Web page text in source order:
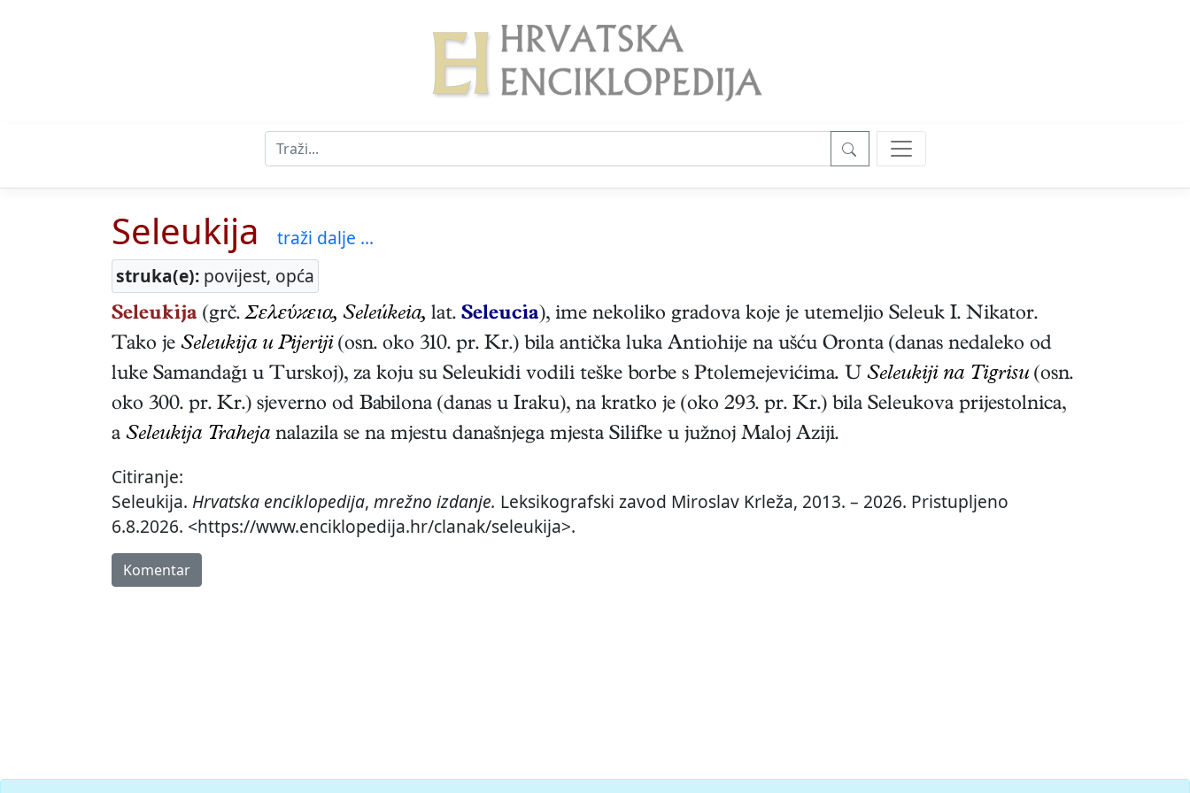
Seleukija
traži dalje ...
struka(e): povijest, opća
Seleukija (grč.Σελεύϰεια, Seleúkeia, lat. Seleucia), ime nekoliko gradova koje je utemeljio Seleuk I. Nikator.
Tako je Seleukija u Pijeriji (osn. oko 310. pr. Kr.) bila antička luka Antiohije na ušću Oronta (danas nedaleko od
luke Samandağı u Turskoj), za koju su Seleukidi vodili teške borbe s Ptolemejevićima. U Seleukiji na Tigrisu (osn.
oko 300. pr. Kr.) sjeverno od Babilona (danas u Iraku), na kratko je (oko 293. pr. Kr.) bila Seleukova prijestolnica,
a Seleukija Traheja nalazila se na mjestu današnjega mjesta Silifke u južnoj Maloj Aziji.
Citiranje:
Seleukija. Hrvatska enciklopedija, mrežno izdanje. Leksikografski zavod Miroslav Krleža, 2013. – 2026. Pristupljeno
6.8.2026. <https://www.enciklopedija.hr/clanak/seleukija>.
Komentar